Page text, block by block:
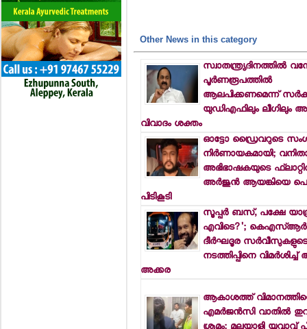
Other News in this category
സ്വാതന്ത്ര്യദിനത്തില്‍
പൂര്‍ണരൂപത്തില്‍
ആലപിക്കണമെന്ന്
യുഡിഎഫിലും ലീഗിലും
വിവാദം ശക്തം
ഓട്ടോ ഡ്രൈവറുടെ
നിര്‍ണായകമായി;
അഭിഭാഷകയുടെ
അര്‍ജുന്‍ ആയങ്കിയെ
പിടികൂടി
സൂപ്പര്‍ ബസ്, പക്ഷേ
എവിടെ?';
ദീര്‍ഘദൂര
നടത്തിപ്പിനെ
അക്കര
ആകാശത്ത്
എമര്‍ജന്‍സി വാതില്‍